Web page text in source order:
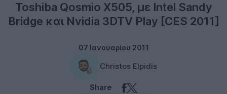
Toshiba Qosmio X505, με Intel Sandy
Bridge και Nvidia 3DTV Play [CES 2011]
07 Ιανουαρίου 2011
Christos Elpidis
Share